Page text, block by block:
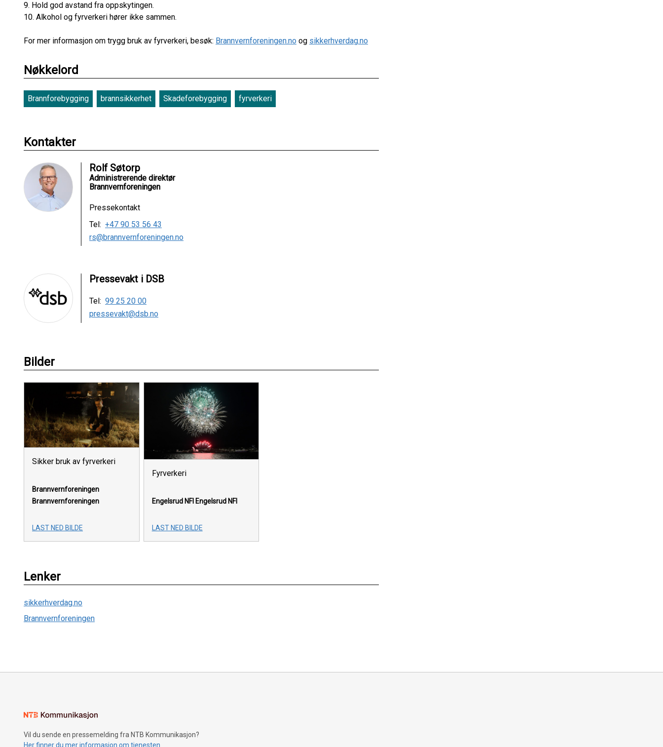
9. Hold god avstand fra oppskytingen.
10. Alkohol og fyrverkeri hører ikke sammen.
For mer informasjon om trygg bruk av fyrverkeri, besøk: Brannvernforeningen.no og sikkerhverdag.no
Nøkkelord
Brannforebygging brannsikkerhet Skadeforebygging fyrverkeri
Kontakter
Rolf Søtorp
Administrerende direktør
Brannvernforeningen
Pressekontakt
Tel: +47 90 53 56 43
rs@brannvernforeningen.no
Pressevakt i DSB
Tel: 99 25 20 00
pressevakt@dsb.no
Bilder
Sikker bruk av fyrverkeri
Brannvernforeningen
Brannvernforeningen
LAST NED BILDE
Fyrverkeri
Engelsrud NFI Engelsrud NFI
LAST NED BILDE
Lenker
sikkerhverdag.no
Brannvernforeningen
Vil du sende en pressemelding fra NTB Kommunikasjon?
Her finner du mer informasjon om tjenesten